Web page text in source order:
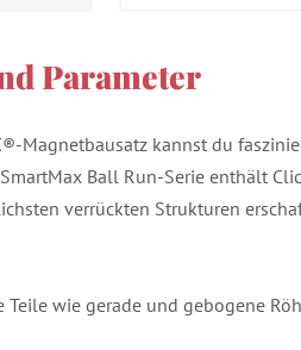
Parameter
Magnetbausatz kannst du
Ball Run-Serie enthält
verrückten Strukturen
wie gerade und gebogene